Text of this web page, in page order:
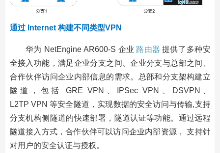
通过 Internet 构建不同类型VPN
华为 NetEngine AR600-S 企业 路由器 提供了多种安
全接入功能，满足企业分支之间、企业分支与总部之间、
合作伙伴访问企业内部信息的需求。总部和分支架构建立
隧道，包括 GRE VPN、IPSec VPN、DSVPN、
L2TP VPN 等安全隧道，实现数据的安全访问与传输,支持
分支机构侧隧道的快速部署，隧道认证等功能。通过远程
隧道接入方式，合作伙伴可以访问企业内部资源， 支持针
对用户的安全认证与授权。